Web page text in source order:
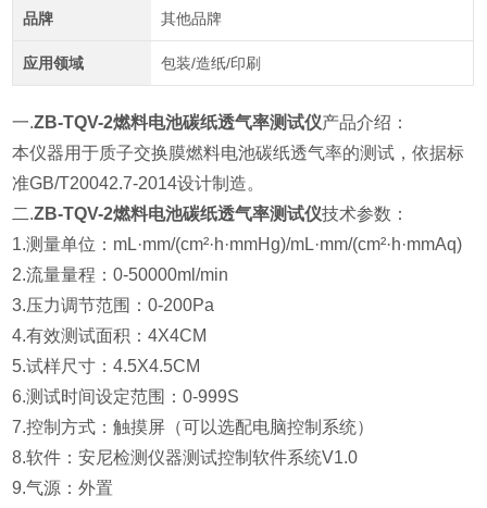
品牌 其他品牌
应用领域 包装/造纸/印刷
一.ZB-TQV-2燃料电池碳纸透气率测试仪产品介绍：
本仪器用于质子交换膜燃料电池碳纸透气率的测试，依据标
准GB/T20042.7-2014设计制造。
二.ZB-TQV-2燃料电池碳纸透气率测试仪技术参数：
1.测量单位：mL·mm/(cm²·h·mmHg)/mL·mm/(cm²·h·mmAq)
2.流量量程：0-50000ml/min
3.压力调节范围：0-200Pa
4.有效测试面积：4X4CM
5.试样尺寸：4.5X4.5CM
6.测试时间设定范围：0-999S
7.控制方式：触摸屏（可以选配电脑控制系统）
8.软件：安尼检测仪器测试控制软件系统V1.0
9.气源：外置